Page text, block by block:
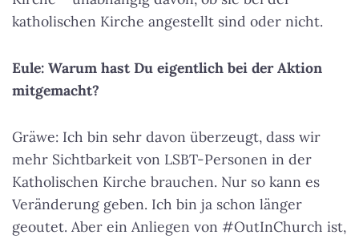
katholischen Kirche angestellt sind oder nicht.
Eule: Warum hast Du eigentlich bei der Aktion
mitgemacht?
Gräwe: Ich bin sehr davon überzeugt, dass wir
mehr Sichtbarkeit von LSBT-Personen in der
Katholischen Kirche brauchen. Nur so kann es
Veränderung geben. Ich bin ja schon länger
geoutet. Aber ein Anliegen von #OutInChurch ist,